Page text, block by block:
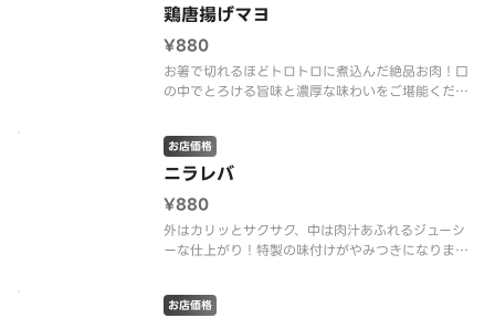
鶏唐揚げマヨ
¥880
お箸で切れるほどトロトロに煮込んだ絶品お肉！口
の中でとろける旨味と濃厚な味わいをご堪能くださ
ニラレバ
お店価格
¥880
外はカリッとサクサク、中は肉汁あふれるジューシ
ーな仕上がり！特製の味付けがやみつきになりま
お店価格